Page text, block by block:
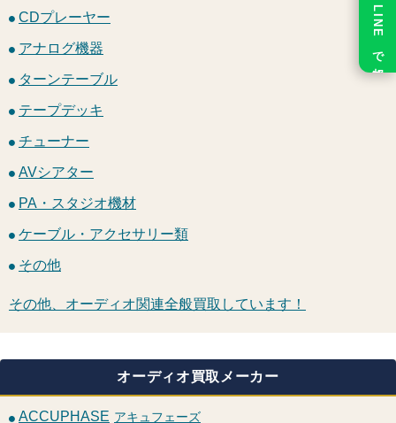
CDプレーヤー
アナログ機器
ターンテーブル
テープデッキ
チューナー
AVシアター
PA・スタジオ機材
ケーブル・アクセサリー類
その他
その他、オーディオ関連全般買取しています！
オーディオ買取メーカー
ACCUPHASE アキュフェーズ
LINE で相談